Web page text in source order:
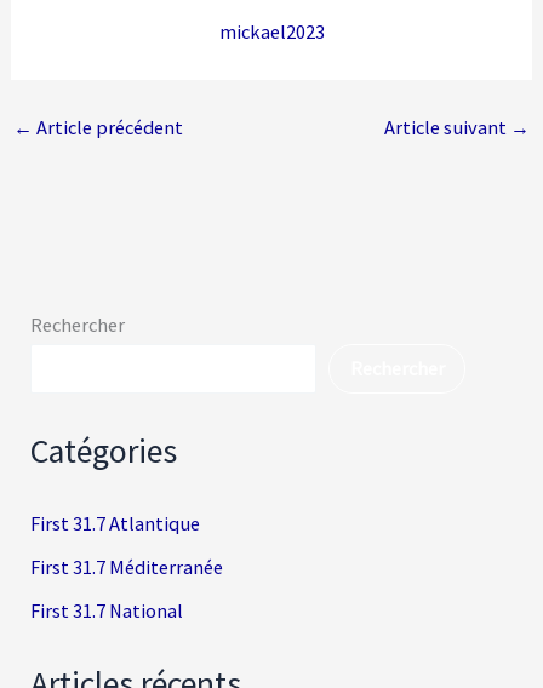
mickael2023
← Article précédent Article suivant →
Rechercher
Catégories
First 31.7 Atlantique
First 31.7 Méditerranée
First 31.7 National